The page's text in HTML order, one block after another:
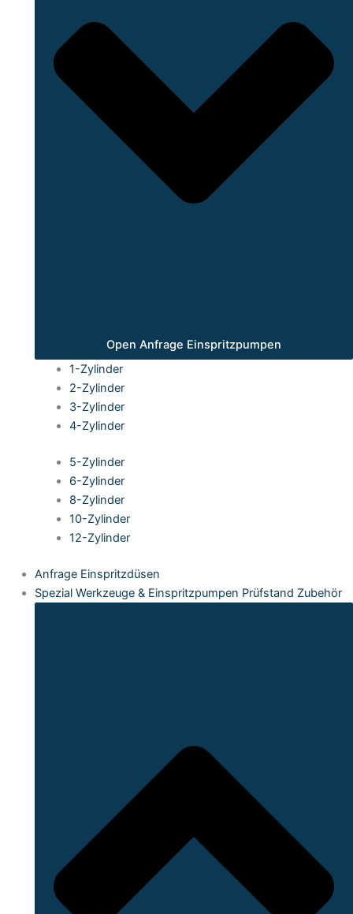
Open Anfrage Einspritzpumpen
1-Zylinder
2-Zylinder
3-Zylinder
4-Zylinder
5-Zylinder
6-Zylinder
8-Zylinder
10-Zylinder
12-Zylinder
Anfrage Einspritzdüsen
Spezial Werkzeuge & Einspritzpumpen Prüfstand Zubehör